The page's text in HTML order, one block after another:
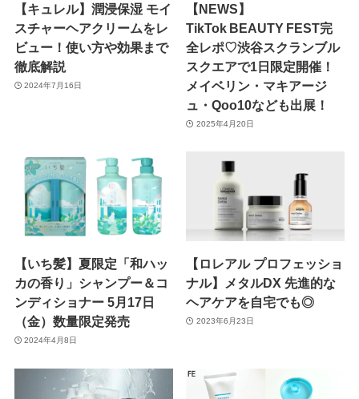
【キュレル】潤浸保湿 モイ
スチャーヘアクリームをレ
ビュー！使い方や効果まで
徹底解説
2024年7月16日
【NEWS】
TikTok BEAUTY FEST完
全レポ♡渋谷スクランブル
スクエアで1日限定開催！
メイベリン・マキアージ
ュ・Qoo10なども出展！
2025年4月20日
【いち髪】夏限定「和ハッ
カの香り」シャンプー＆コ
ンディショナー 5月17日
（金）数量限定発売
2024年4月8日
【ロレアル プロフェッショ
ナル】メタルDX 先進的な
ヘアケアを自宅でも◎
2023年6月23日